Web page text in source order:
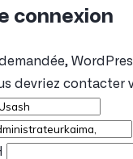
connexion
devriez contacter